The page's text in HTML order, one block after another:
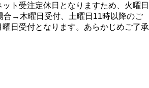
ト受注定休日となりますため、火曜日
合→木曜日受付、土曜日11時以降のご
日受付となります。あらかじめご了承